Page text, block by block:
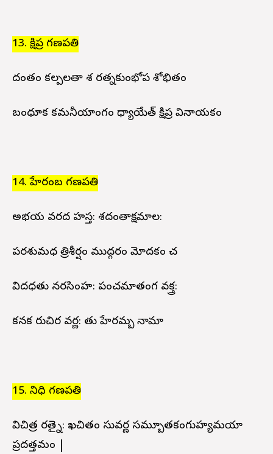
13. క్షిప్ర గణపతి
దంతం కల్పలతా పాశ రత్నకుంభోప శోభితం
బంధూక కమనీయాంగం ధ్యాయేత్ క్షిప్ర వినాయకం
14. హేరంబ గణపతి
అభయ వరద హస్త: పాశదంతాక్షమాల:
పరశుమధ త్రిశీర్షం ముద్గరం మోదకం చ
విదధతు నరసింహ: పంచమాతంగ వక్త్ర:
కనక రుచిర వర్ణ: పాతు హేరమ్బ నామా
15. నిధి గణపతి
విచిత్ర రత్నై: ఖచితం సువర్ణ సమ్బూతకంగుహ్యమయా
ప్రదత్తమం |